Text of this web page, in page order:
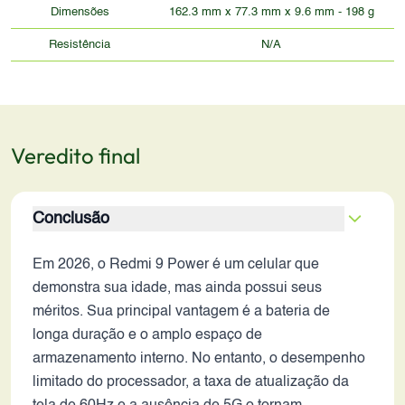
Dimensões 162.3 mm x 77.3 mm x 9.6 mm - 198 g
Resistência N/A
Veredito final
Conclusão
Em 2026, o Redmi 9 Power é um celular que
demonstra sua idade, mas ainda possui seus
méritos. Sua principal vantagem é a bateria de
longa duração e o amplo espaço de
armazenamento interno. No entanto, o desempenho
limitado do processador, a taxa de atualização da